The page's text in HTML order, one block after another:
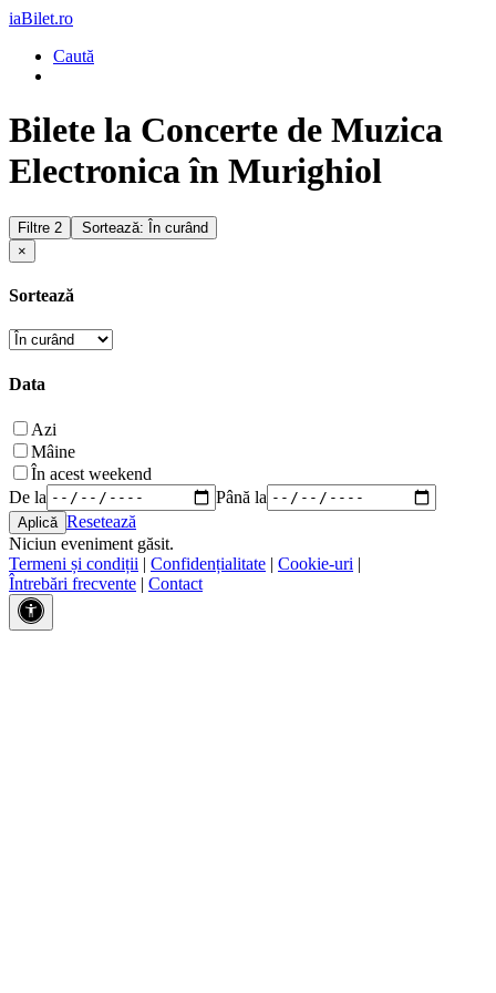
iaBilet.ro
Caută
Bilete la Concerte de Muzica
Electronica în Murighiol
Filtre 2
Sortează: În curând
×
Sortează
Data
Azi
Mâine
În acest weekend
De la
Până la
Resetează
Niciun eveniment găsit.
Termeni și condiții | Confidențialitate | Cookie-uri |
Întrebări frecvente | Contact